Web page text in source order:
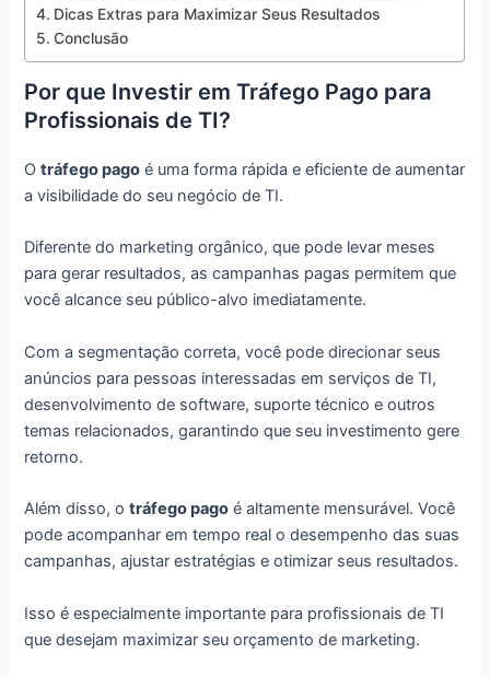
Dicas Extras para Maximizar Seus Resultados
Conclusão
Por que Investir em Tráfego Pago para
Profissionais de TI?
Otráfego pago é uma forma rápida e eficiente de aumentar
a visibilidade do seu negócio de TI.
Diferente do marketing orgânico, que pode levar meses
para gerar resultados, as campanhas pagas permitem que
você alcance seu público-alvo imediatamente.
Com a segmentação correta, você pode direcionar seus
anúncios para pessoas interessadas em serviços de TI,
desenvolvimento de software, suporte técnico e outros
temas relacionados, garantindo que seu investimento gere
retorno.
Além disso, otráfego pago é altamente mensurável. Você
pode acompanhar em tempo real o desempenho das suas
campanhas, ajustar estratégias e otimizar seus resultados.
Isso é especialmente importante para profissionais de TI
que desejam maximizar seu orçamento de marketing.